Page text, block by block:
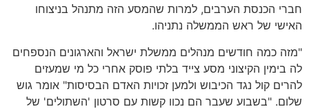
חברי הכנסת הערבים, למרות שהמסע הזה מתנהל בניצוחו
האישי של ראש הממשלה נתניהו.
"מזה כמה חודשים מנהלים ממשלת ישראל והארגונים הנספחים
לה בימין הקיצוני מסע צייד בלתי פוסק אחרי כל מי שמעזים
להרים קול נגד הכיבוש ולמען זכויות האדם הבסיסות" אומר גוש
שלום. "בשבוע שעבר הם נכוו קשות עם סרטון 'השתולים' של